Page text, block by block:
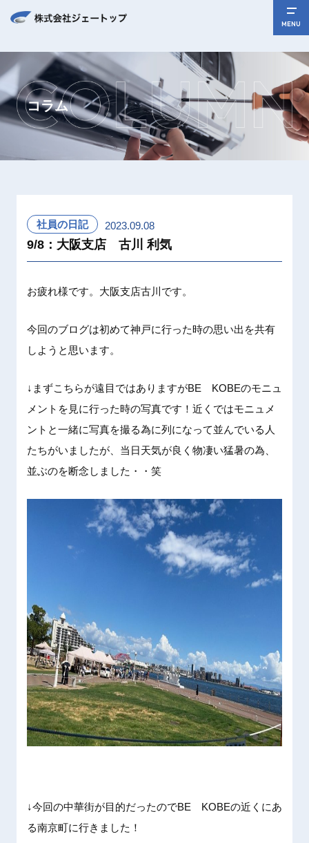
MENU
コラム
社員の日記 2023.09.08
9/8：大阪支店 古川 利気
お疲れ様です。大阪支店古川です。
今回のブログは初めて神戸に行った時の思い出を共有
しようと思います。
↓まずこちらが遠目ではありますがBE KOBEのモニュ
メントを見に行った時の写真です！近くではモニュメ
ントと一緒に写真を撮る為に列になって並んでいる人
たちがいましたが、当日天気が良く物凄い猛暑の為、
並ぶのを断念しました・・笑
↓今回の中華街が目的だったのでBE KOBEの近くにあ
る南京町に行きました！